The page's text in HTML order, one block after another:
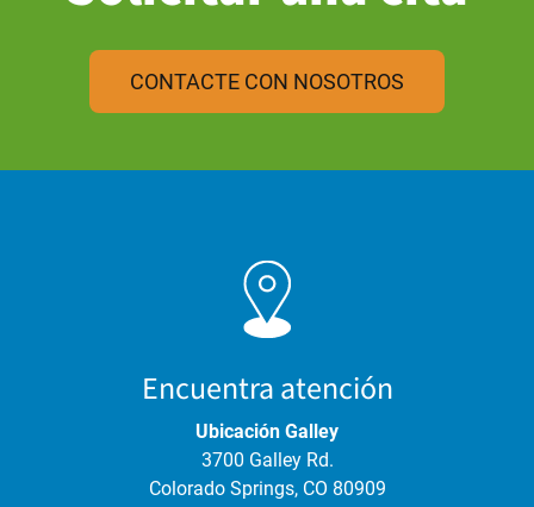
CONTACTE CON NOSOTROS
Encuentra atención
Ubicación Galley
3700 Galley Rd.
Colorado Springs, CO 80909